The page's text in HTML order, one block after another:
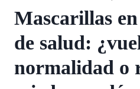
Mascarillas
de salud:
normalidad o